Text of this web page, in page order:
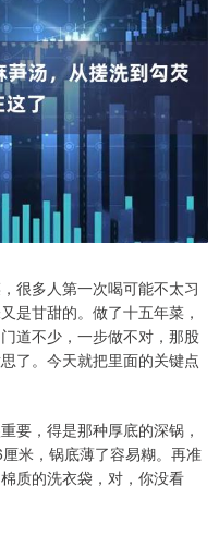
很多人第一次喝可能不太习
是甘甜的。做了十五年菜，
道不少，一步做不对，那股
了。今天就把里面的关键点
要，得是那种厚底的深锅，
米，锅底薄了容易糊。再准
质的洗衣袋，对，你没看